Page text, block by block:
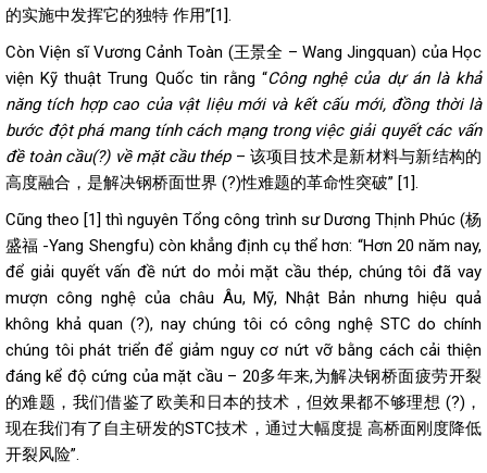
的实施中发挥它的独特 作用”[1].
Còn Viện sĩ Vương Cảnh Toàn (王景全 – Wang Jingquan) của Học
viện Kỹ thuật Trung Quốc tin rằng “Công nghệ của dự án là khả
năng tích hợp cao của vật liệu mới và kết cấu mới, đồng thời là
bước đột phá mang tính cách mạng trong việc giải quyết các vấn
đề toàn cầu(?) về mặt cầu thép– 该项目技术是新材料与新结构的
高度融合，是解决钢桥面世界 (?)性难题的革命性突破” [1].
Cũng theo [1] thì nguyên Tổng công trình sư Dương Thịnh Phúc (杨
盛福 -Yang Shengfu) còn khẳng định cụ thể hơn: “Hơn 20 năm nay,
để giải quyết vấn đề nứt do mỏi mặt cầu thép, chúng tôi đã vay
mượn công nghệ của châu Âu, Mỹ, Nhật Bản nhưng hiệu quả
không khả quan (?), nay chúng tôi có công nghệ STC do chính
chúng tôi phát triển để giảm nguy cơ nứt vỡ bằng cách cải thiện
đáng kể độ cứng của mặt cầu – 20多年来,为解决钢桥面疲劳开裂
的难题，我们借鉴了欧美和日本的技术，但效果都不够理想 (?)，
现在我们有了自主研发的STC技术，通过大幅度提 高桥面刚度降低
开裂风险”.